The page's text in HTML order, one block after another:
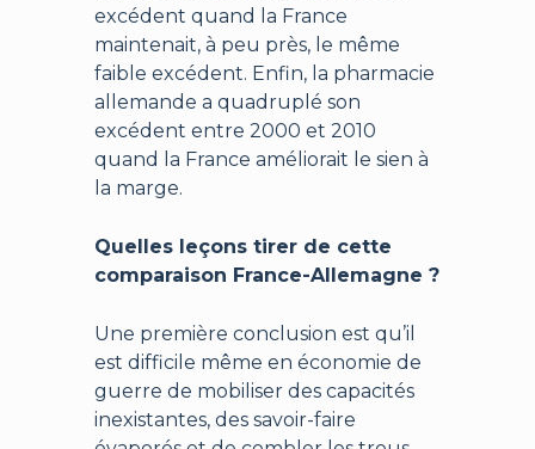
excédent quand la France
maintenait, à peu près, le même
faible excédent. Enfin, la pharmacie
allemande a quadruplé son
excédent entre 2000 et 2010
quand la France améliorait le sien à
la marge.
Quelles leçons tirer de cette
comparaison France-Allemagne ?
Une première conclusion est qu’il
est difficile même en économie de
guerre de mobiliser des capacités
inexistantes, des savoir-faire